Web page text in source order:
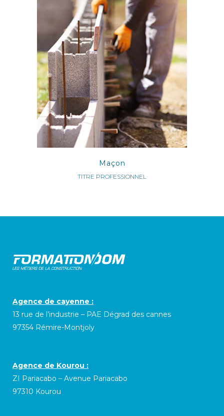
Maçon
TITRE PROFESSIONNEL
Agence de cayenne :
13 rue de l’industrie – PAE Dégrad des cannes
97354 Rémire-Montjoly
Agence de Kourou :
ZI Pariacabo – Avenue Pariacabo
97310 Kourou